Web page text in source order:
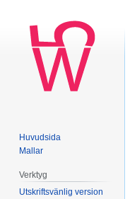
Huvudsida
Mallar
Verktyg
Utskriftsvänlig version